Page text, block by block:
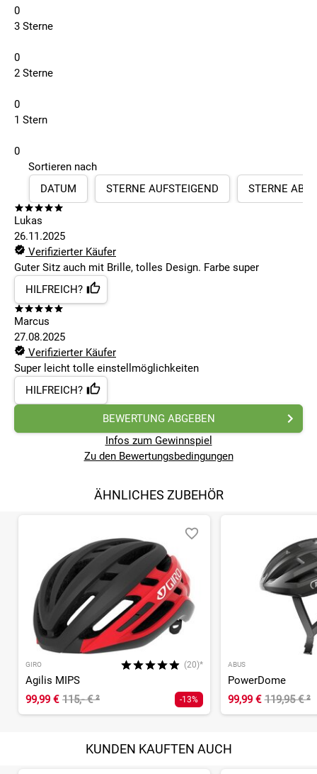
0
3 Sterne
0
2 Sterne
0
1 Stern
0
Sortieren nach
DATUM
STERNE AUFSTEIGEND STERNE
Lukas
26.11.2025
Verifizierter Käufer
Guter Sitz auch mit Brille, tolles Design. Farbe super
HILFREICH?
Marcus
27.08.2025
Verifizierter Käufer
Super leicht tolle einstellmöglichkeiten
HILFREICH?
BEWERTUNG ABGEBEN
Infos zum Gewinnspiel
Zu den Bewertungsbedingungen
ÄHNLICHES ZUBEHÖR
GIRO (20)*
Agilis MIPS
99,99 € 115,- €² -13%
ABUS
PowerDome
99,99 € 119,95 €²
KUNDEN KAUFTEN AUCH